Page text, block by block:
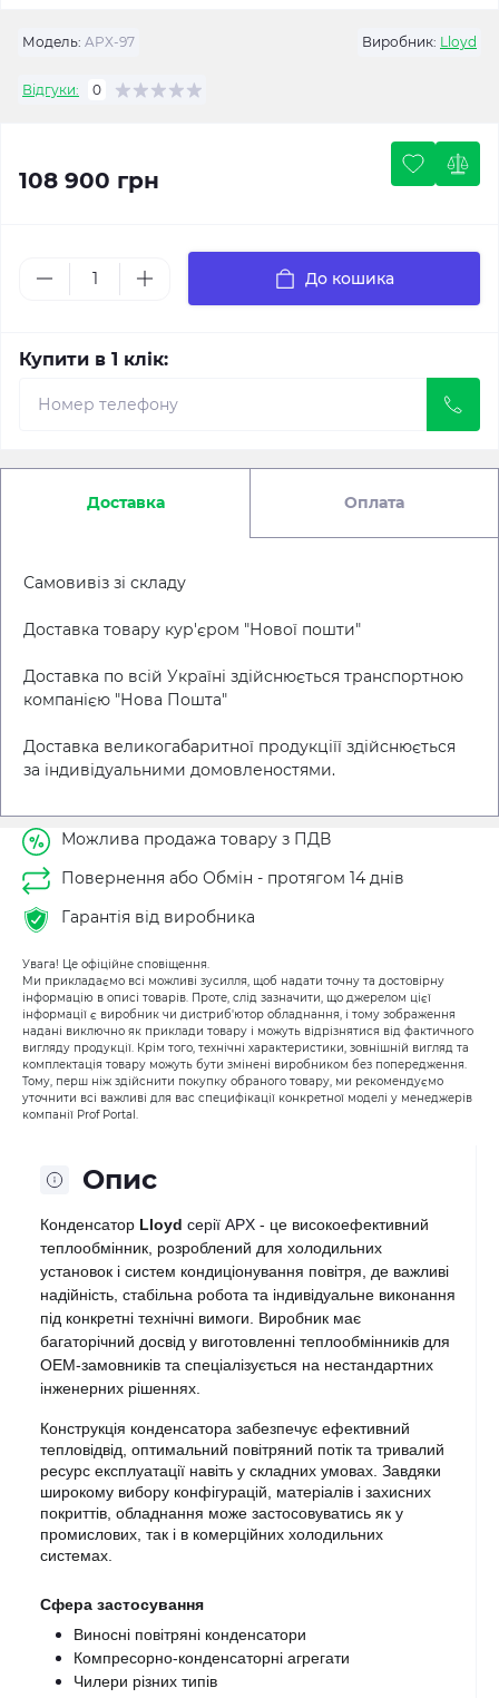
Модель: APX-97 Виробник: Lloyd
Відгуки: 0
108 900 грн
До кошика
Купити в 1 клік:
Доставка Оплата
Самовивіз зі складу
Доставка товару кур'єром "Нової пошти"
Доставка по всій Україні здійснюється транспортною
компанією "Нова Пошта"
Доставка великогабаритної продукціїї здійснюється
за індивідуальними домовленостями.
Можлива продажа товару з ПДВ
Повернення або Обмін - протягом 14 днів
Гарантія від виробника
Увага! Це офіційне сповіщення.
Ми прикладаємо всі можливі зусилля, щоб надати точну та достовірну
інформацію в описі товарів. Проте, слід зазначити, що джерелом цієї
інформації є виробник чи дистриб'ютор обладнання, і тому зображення
надані виключно як приклади товару і можуть відрізнятися від фактичного
вигляду продукції. Крім того, технічні характеристики, зовнішній вигляд та
комплектація товару можуть бути змінені виробником без попередження.
Тому, перш ніж здійснити покупку обраного товару, ми рекомендуємо
уточнити всі важливі для вас специфікації конкретної моделі у менеджерів
компанії Prof Portal.
Опис
Конденсатор Lloyd серії APX - це високоефективний
теплообмінник, розроблений для холодильних
установок і систем кондиціонування повітря, де важливі
надійність, стабільна робота та індивідуальне виконання
під конкретні технічні вимоги. Виробник має
багаторічний досвід у виготовленні теплообмінників для
OEM-замовників та спеціалізується на нестандартних
інженерних рішеннях.
Конструкція конденсатора забезпечує ефективний
тепловідвід, оптимальний повітряний потік та тривалий
ресурс експлуатації навіть у складних умовах. Завдяки
широкому вибору конфігурацій, матеріалів і захисних
покриттів, обладнання може застосовуватись як у
промислових, так і в комерційних холодильних
системах.
Сфера застосування
Виносні повітряні конденсатори
Компресорно-конденсаторні агрегати
Чилери різних типів